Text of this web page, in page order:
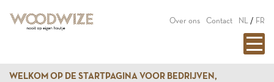
Over ons Contact NL / FR
WELKOM OP DE STARTPAGINA VOOR BEDRIJVEN,